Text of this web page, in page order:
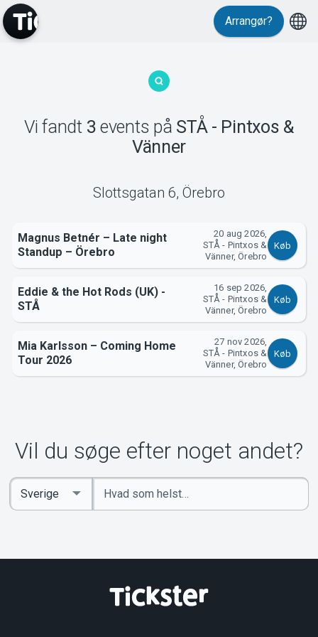
MyTickster
Support
Om Tickster
Arrangør?
Vi fandt 3 events på STÅ - Pintxos &
Vänner
Slottsgatan 6, Örebro
Magnus Betnér – Late night
Standup – Örebro
20 aug 2026,
STÅ - Pintxos &
Vänner, Örebro
Køb
Eddie & the Hot Rods (UK) -
STÅ
16 sep 2026,
STÅ - Pintxos &
Vänner, Örebro
Køb
Mia Karlsson – Coming Home
Tour 2026
27 nov 2026,
STÅ - Pintxos &
Vänner, Örebro
Køb
Vil du søge efter noget andet?
Indtast
søgeord
Select
Country